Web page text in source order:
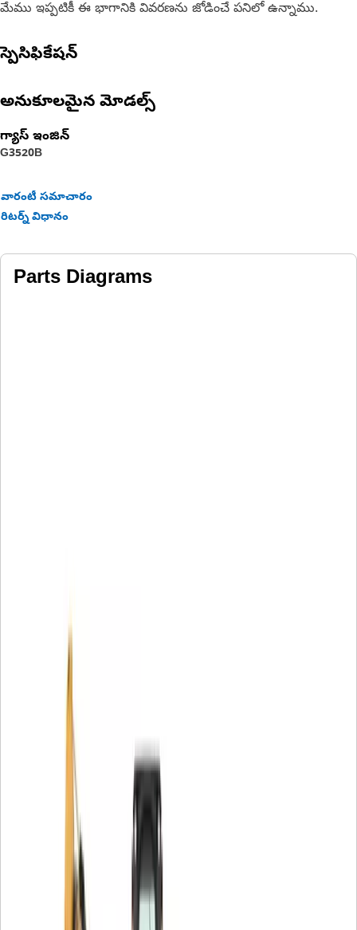
మేము ఇప్పటికీ ఈ భాగానికి వివరణను జోడించే పనిలో ఉన్నాము.
స్పెసిఫికేషన్
అనుకూలమైన మోడల్స్
గ్యాస్ ఇంజిన్
G3520B
వారంటీ సమాచారం
రిటర్న్ విధానం
Parts Diagrams